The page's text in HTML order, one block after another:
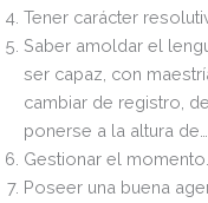
Tener carácter
Saber amoldar el
ser capaz, con
cambiar de registro,
ponerse a la altura de…
Gestionar el momento.
Poseer una buena